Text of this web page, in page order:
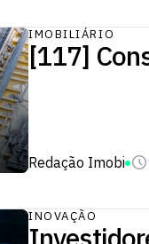
IMOBILIÁRIO
[117]
Redação Imobi
INOVAÇÃO